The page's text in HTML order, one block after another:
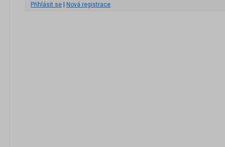
Přihlásit se | Nová registrace